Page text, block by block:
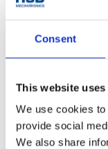
Consent
This website
We use cookies
provide social
We also share
Eje: modelo de
Axe: rotation
pneumatique